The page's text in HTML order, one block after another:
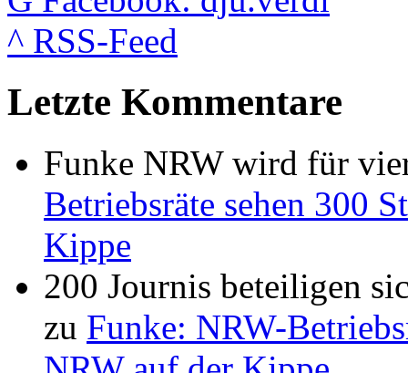
^ RSS-Feed
Letzte Kommentare
Funke NRW wird für
Betriebsräte sehen 300
Kippe
200 Journis beteiligen
zu Funke: NRW-